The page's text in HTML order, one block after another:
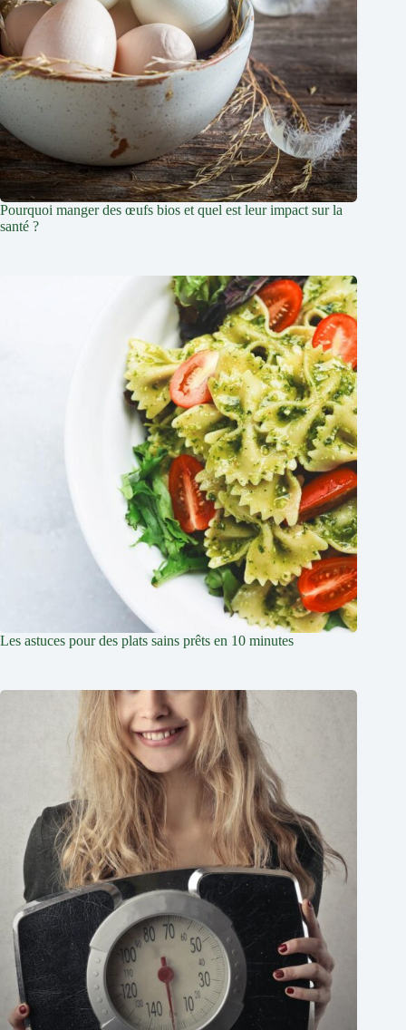
Pourquoi manger des œufs bios et quel est leur impact sur la
santé ?
Les astuces pour des plats sains prêts en 10 minutes